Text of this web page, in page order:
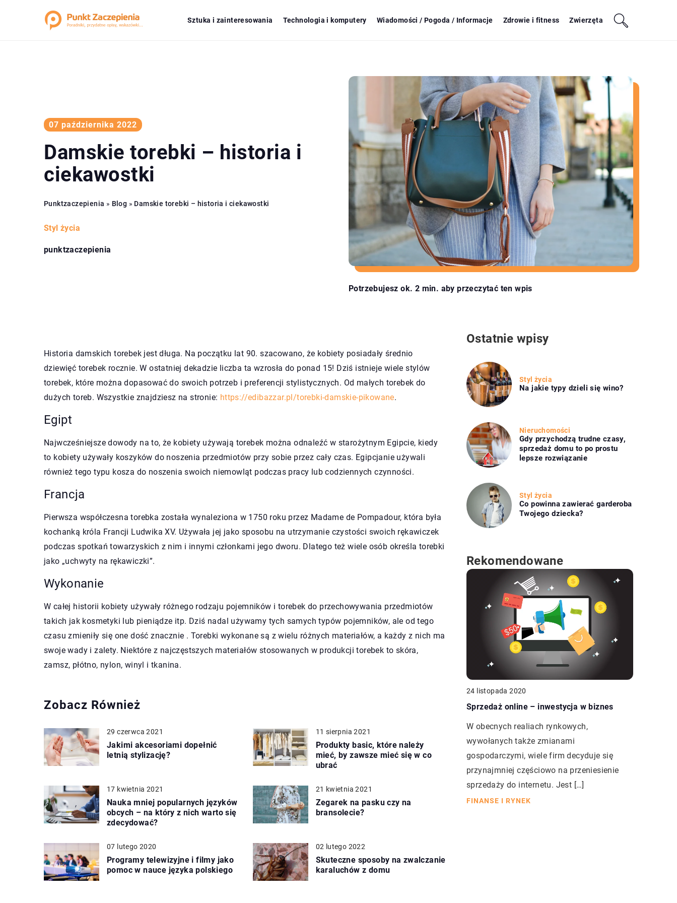
Sztuka i zainteresowania Technologia i komputery Wiadomości / Pogoda / Informacje Zdrowie i fitness Zwierzęta
07 października 2022
Damskie torebki – historia i
ciekawostki
Punktzaczepienia » Blog » Damskie torebki – historia i ciekawostki
Styl życia
punktzaczepienia
Potrzebujesz ok. 2 min. aby przeczytać ten wpis
Historia damskich torebek jest długa. Na początku lat 90. szacowano, że kobiety posiadały średnio
dziewięć torebek rocznie. W ostatniej dekadzie liczba ta wzrosła do ponad 15! Dziś istnieje wiele stylów
torebek, które można dopasować do swoich potrzeb i preferencji stylistycznych. Od małych torebek do
dużych toreb. Wszystkie znajdziesz na stronie: https://edibazzar.pl/torebki-damskie-pikowane.
Egipt
Najwcześniejsze dowody na to, że kobiety używają torebek można odnaleźć w starożytnym Egipcie, kiedy
to kobiety używały koszyków do noszenia przedmiotów przy sobie przez cały czas. Egipcjanie używali
również tego typu kosza do noszenia swoich niemowląt podczas pracy lub codziennych czynności.
Francja
Pierwsza współczesna torebka została wynaleziona w 1750 roku przez Madame de Pompadour, która była
kochanką króla Francji Ludwika XV. Używała jej jako sposobu na utrzymanie czystości swoich rękawiczek
podczas spotkań towarzyskich z nim i innymi członkami jego dworu. Dlatego też wiele osób określa torebki
jako „uchwyty na rękawiczki”.
Wykonanie
W całej historii kobiety używały różnego rodzaju pojemników i torebek do przechowywania przedmiotów
takich jak kosmetyki lub pieniądze itp. Dziś nadal używamy tych samych typów pojemników, ale od tego
czasu zmieniły się one dość znacznie . Torebki wykonane są z wielu różnych materiałów, a każdy z nich ma
swoje wady i zalety. Niektóre z najczęstszych materiałów stosowanych w produkcji torebek to skóra,
zamsz, płótno, nylon, winyl i tkanina.
Zobacz Również
29 czerwca 2021
Jakimi akcesoriami dopełnić
letnią stylizację?
11 sierpnia 2021
Produkty basic, które należy
mieć, by zawsze mieć się w co
ubrać
17 kwietnia 2021
Nauka mniej popularnych języków
obcych – na który z nich warto się
zdecydować?
21 kwietnia 2021
Zegarek na pasku czy na
bransolecie?
07 lutego 2020
Programy telewizyjne i filmy jako
pomoc w nauce języka polskiego
02 lutego 2022
Skuteczne sposoby na zwalczanie
karaluchów z domu
Ostatnie wpisy
Styl życia
Na jakie typy dzieli się wino?
Nieruchomości
Gdy przychodzą trudne czasy,
sprzedaż domu to po prostu
lepsze rozwiązanie
Styl życia
Co powinna zawierać garderoba
Twojego dziecka?
Rekomendowane
24 listopada 2020
Sprzedaż online – inwestycja w biznes
W obecnych realiach rynkowych,
wywołanych także zmianami
gospodarczymi, wiele firm decyduje się
przynajmniej częściowo na przeniesienie
sprzedaży do internetu. Jest […]
FINANSE I RYNEK